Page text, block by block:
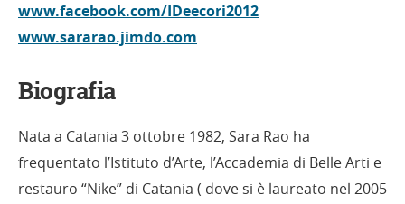
www.facebook.com/IDeecori2012
www.sararao.jimdo.com
Biografia
Nata a Catania 3 ottobre 1982, Sara Rao ha
frequentato l’Istituto d’Arte, l’Accademia di Belle Arti e
restauro “Nike” di Catania ( dove si è laureato nel 2005